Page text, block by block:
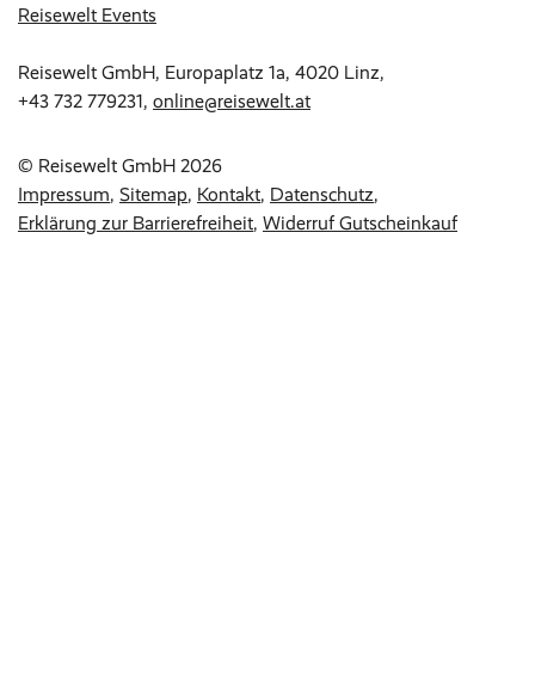
Reisewelt Events
Reisewelt GmbH, Europaplatz 1a, 4020 Linz,
+43 732 779231, online@reisewelt.at
© Reisewelt GmbH 2026
Impressum Sitemap Kontakt Datenschutz
Erklärung zur Barrierefreiheit Widerruf Gutscheinkauf